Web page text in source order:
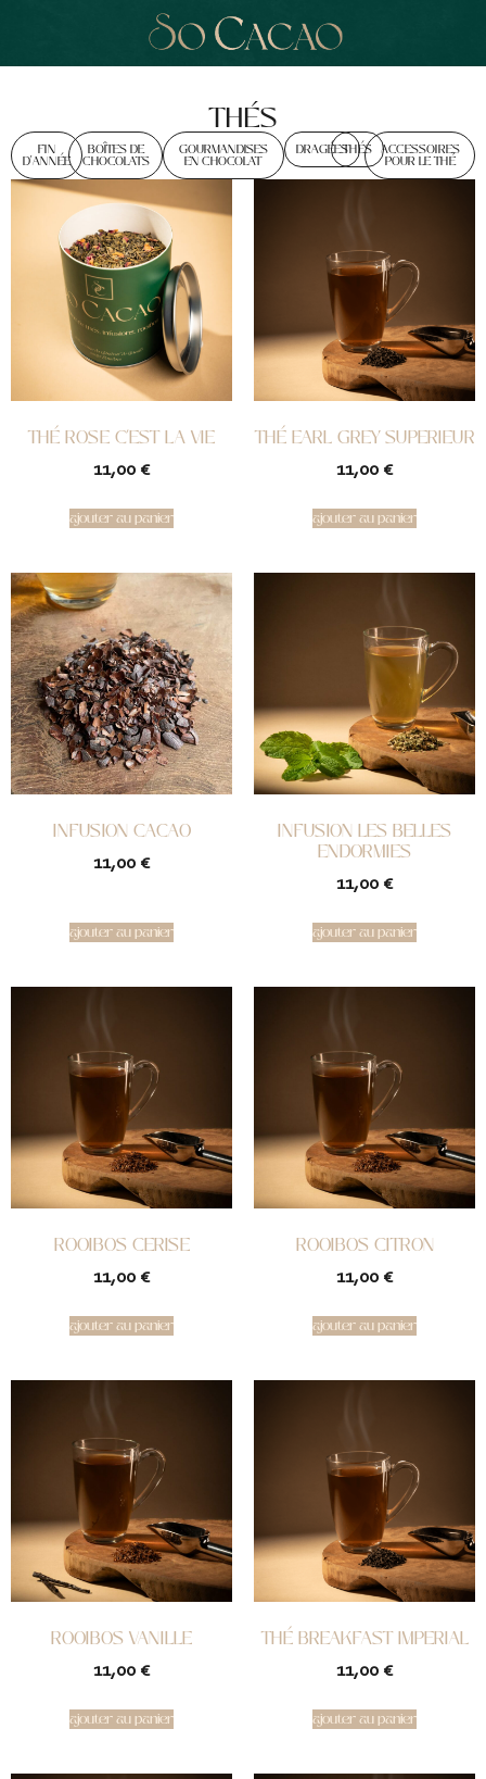
THÉS
FIN
D'ANNÉE
BOÎTES DE
CHOCOLATS
GOURMANDISES
EN CHOCOLAT
DRAGÉESTHÉS ACCESSOIRES
POUR LE THÉ
THÉ ROSE C’EST LA VIE
11,00 €
ajouter au panier
THÉ EARL GREY SUPERIEUR
11,00 €
ajouter au panier
INFUSION CACAO
11,00 €
ajouter au panier
INFUSION LES BELLES
ENDORMIES
11,00 €
ajouter au panier
ROOIBOS CERISE
11,00 €
ajouter au panier
ROOIBOS CITRON
11,00 €
ajouter au panier
ROOIBOS VANILLE
11,00 €
ajouter au panier
THÉ BREAKFAST IMPERIAL
11,00 €
ajouter au panier